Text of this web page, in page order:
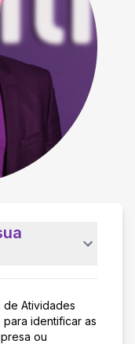
de Atividades
identificar as
ou